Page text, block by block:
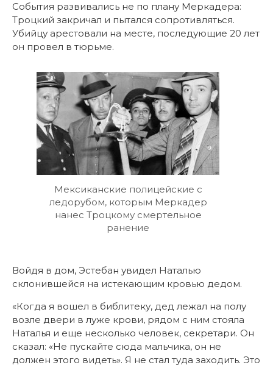
События развивались не по плану Меркадера:
Троцкий закричал и пытался сопротивляться.
Убийцу арестовали на месте, последующие 20 лет
он провел в тюрьме.
Мексиканские полицейские с
ледорубом, которым Меркадер
нанес Троцкому смертельное
ранение
Войдя в дом, Эстебан увидел Наталью
склонившейся на истекающим кровью дедом.
«Когда я вошел в библитеку, дед лежал на полу
возле двери в луже крови, рядом с ним стояла
Наталья и еще несколько человек, секретари. Он
сказал: «Не пускайте сюда мальчика, он не
должен этого видеть». Я не стал туда заходить. Это